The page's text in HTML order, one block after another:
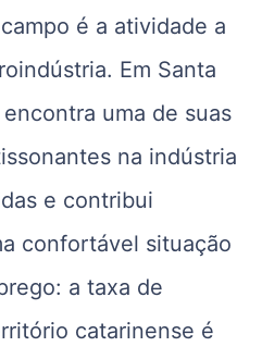
é a atividade a
Em Santa
uma de suas
na indústria
e contribui
confortável situação
a taxa de
catarinense é